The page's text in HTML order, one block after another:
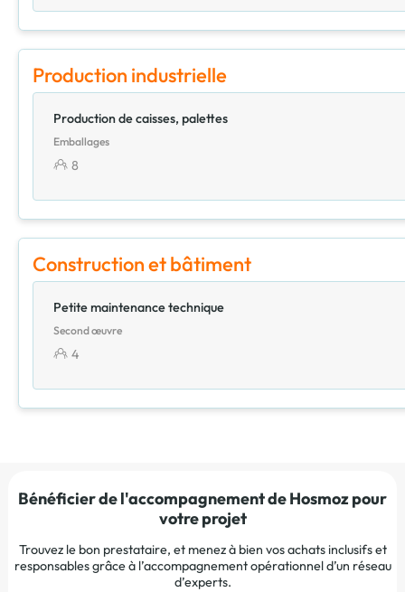
Production industrielle
Production de caisses, palettes
Emballages
8
Construction et bâtiment
Petite maintenance technique
Second œuvre
4
Bénéficier de l'accompagnement de Hosmoz pour
votre projet
Trouvez le bon prestataire, et menez à bien vos achats inclusifs et
responsables grâce à l’accompagnement opérationnel d’un réseau
d’experts.